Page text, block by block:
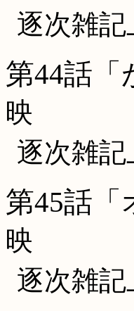
逐次雑
第44話
映
逐次雑
第45話「
映
逐次雑